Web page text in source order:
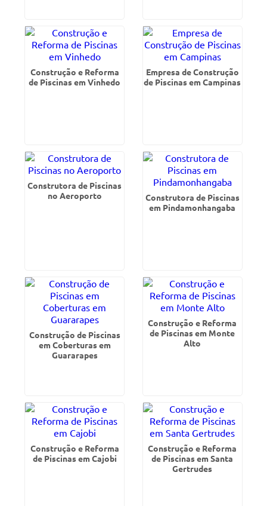
Construção e Reforma
de Piscinas em Vinhedo
Empresa de Construção
de Piscinas em Campinas
Construtora de Piscinas
no Aeroporto
Construtora de Piscinas
em Pindamonhangaba
Construção de Piscinas
em Coberturas em
Guararapes
Construção e Reforma
de Piscinas em Monte
Alto
Construção e Reforma
de Piscinas em Cajobi
Construção e Reforma
de Piscinas em Santa
Gertrudes